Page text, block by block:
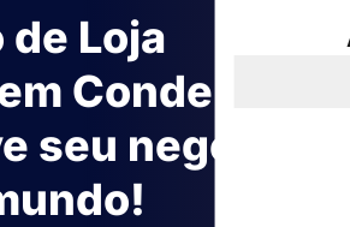
de Loja
Conde -
seu negócio